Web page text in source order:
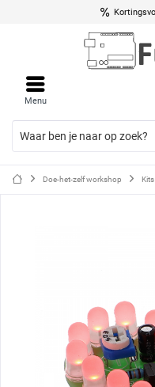
Menu
Doe-het-zelf workshop Kits